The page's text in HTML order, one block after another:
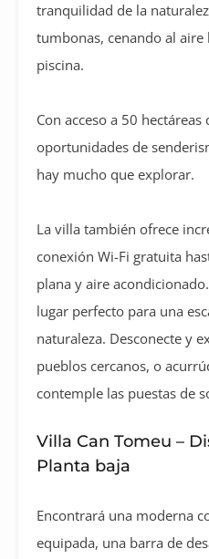
tranquilidad de la
tumbonas, cenando al
piscina.
Con acceso a 50
oportunidades de
hay mucho que explorar.
La villa también ofrece
conexión Wi-Fi gratuita
plana y aire
lugar perfecto para una
naturaleza. Desconecte y
pueblos cercanos, o
contemple las puestas de
Villa Can Tomeu –
Planta baja
Encontrará una moderna
equipada, una barra de